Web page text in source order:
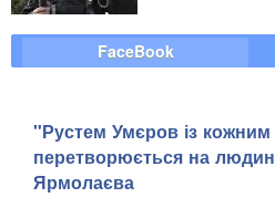
FaceBook
"Рустем Умєров із
перетворюється на
Ярмолаєва